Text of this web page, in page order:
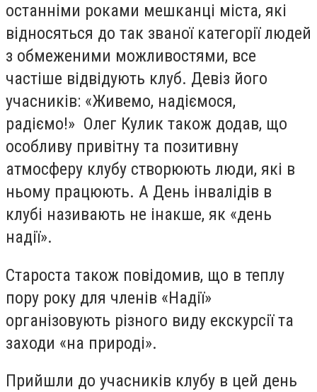
останніми роками мешканці міста, які
відносяться до так званої категорії людей
з обмеженими можливостями, все
частіше відвідують клуб. Девіз його
учасників: «Живемо, надіємося,
радіємо!» Олег Кулик також додав, що
особливу привітну та позитивну
атмосферу клубу створюють люди, які в
ньому працюють. А День інвалідів в
клубі називають не інакше, як «день
надії».
Староста також повідомив, що в теплу
пору року для членів «Надії»
організовують різного виду екскурсії та
заходи «на природі».
Прийшли до учасників клубу в цей день